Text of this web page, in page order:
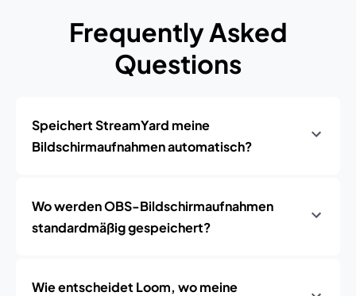
Frequently Asked
Questions
Speichert StreamYard meine
Bildschirmaufnahmen automatisch?
Wo werden OBS-Bildschirmaufnahmen
standardmäßig gespeichert?
Wie entscheidet Loom, wo meine